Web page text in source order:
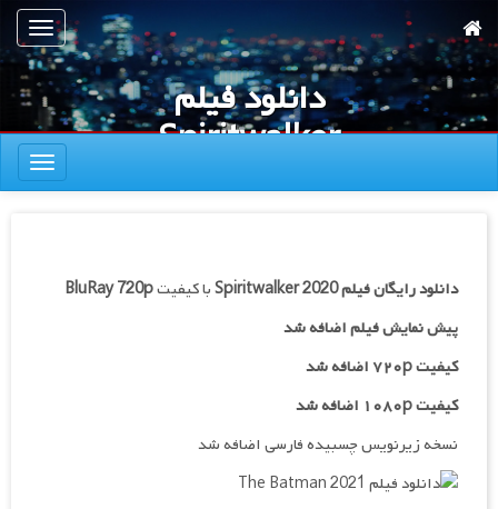
به
محتوای
اصلی
ناوبری
دانلود فیلم
Spiritwalker
2020
ناوبری
دانلود رایگان فیلمSpiritwalker 2020با کیفیتBluRay 720p
پیش نمایش فیلم اضافه شد
کیفیت ۷۲۰p اضافه شد
کیفیت ۱۰۸۰p اضافه شد
نسخه زیرنویس چسبیده فارسی اضافه شد